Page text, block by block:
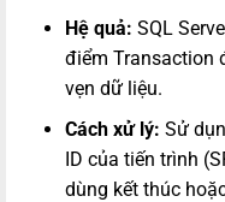
Hệ quả: SQL
điểm Transaction
vẹn dữ liệu.
Cách xử lý: Sử
ID của tiến trình
dùng kết thúc